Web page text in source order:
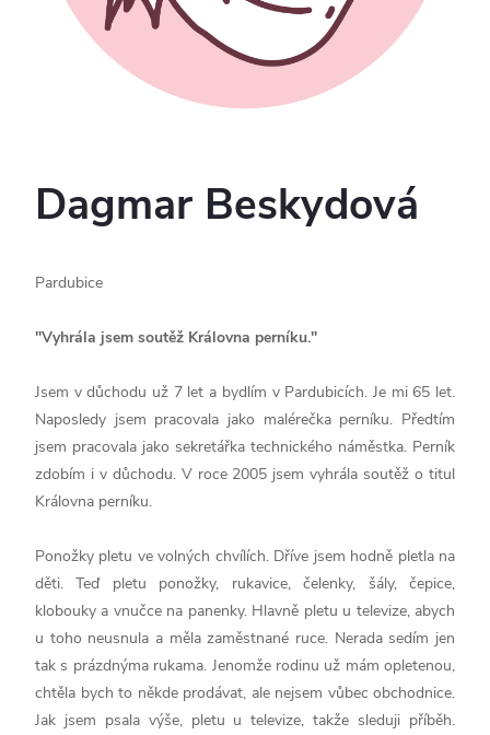
Dagmar Beskydová
Pardubice
"Vyhrála jsem soutěž Královna perníku."
Jsem v důchodu už 7 let a bydlím v Pardubicích. Je mi 65 let.
Naposledy jsem pracovala jako malérečka perníku. Předtím
jsem pracovala jako sekretářka technického náměstka. Perník
zdobím i v důchodu. V roce 2005 jsem vyhrála soutěž o titul
Královna perníku.
Ponožky pletu ve volných chvílích. Dříve jsem hodně pletla na
děti. Teď pletu ponožky, rukavice, čelenky, šály, čepice,
klobouky a vnučce na panenky. Hlavně pletu u televize, abych
u toho neusnula a měla zaměstnané ruce. Nerada sedím jen
tak s prázdnýma rukama. Jenomže rodinu už mám opletenou,
chtěla bych to někde prodávat, ale nejsem vůbec obchodnice.
Jak jsem psala výše, pletu u televize, takže sleduji příběh.